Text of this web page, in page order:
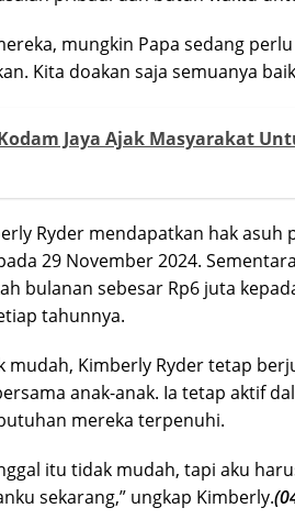
mungkin Papa sedang
Kita doakan saja semuanya
Jaya Ajak Masyarakat
Ryder mendapatkan hak asuh
29 November 2024.
bulanan sebesar Rp6 juta
tahunnya.
mudah, Kimberly Ryder tetap
anak-anak. Ia tetap aktif
mereka terpenuhi.
itu tidak mudah, tapi aku
sekarang,” ungkap Kimberly.